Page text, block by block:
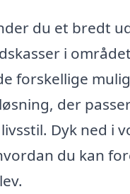
du et bredt
i
forskellige
der
Dyk ned i
du kan